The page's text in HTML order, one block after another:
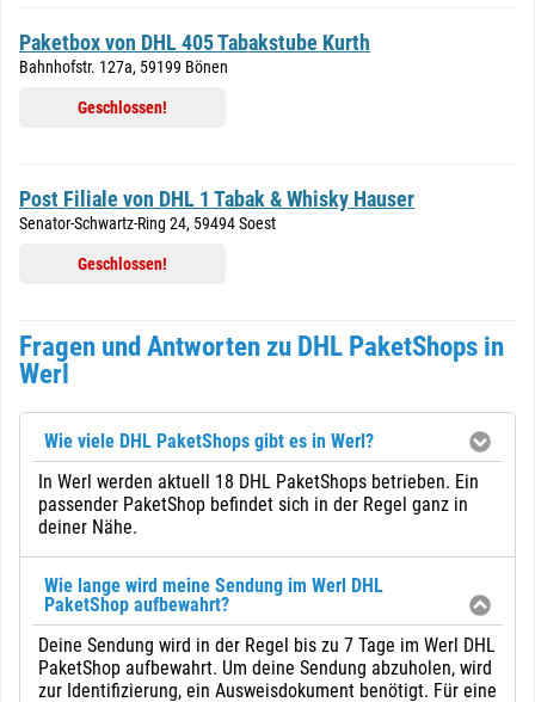
Paketbox von DHL 405 Tabakstube Kurth
Bahnhofstr. 127a, 59199 Bönen
Geschlossen!
Post Filiale von DHL 1 Tabak & Whisky Hauser
Senator-Schwartz-Ring 24, 59494 Soest
Geschlossen!
Fragen und Antworten zu DHL PaketShops in
Werl
Wie viele DHL PaketShops gibt es in Werl?
In Werl werden aktuell 18 DHL PaketShops betrieben. Ein
passender PaketShop befindet sich in der Regel ganz in
deiner Nähe.
Wie lange wird meine Sendung im Werl DHL
PaketShop aufbewahrt?
Deine Sendung wird in der Regel bis zu 7 Tage im Werl DHL
PaketShop aufbewahrt. Um deine Sendung abzuholen, wird
zur Identifizierung, ein Ausweisdokument benötigt. Für eine